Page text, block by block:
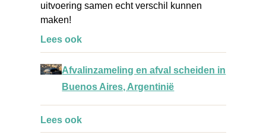
uitvoering samen echt verschil kunnen
maken!
Lees ook
Afvalinzameling en afval scheiden in
Buenos Aires, Argentinië
Lees ook